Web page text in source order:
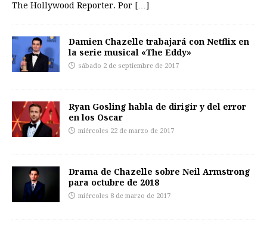
The Hollywood Reporter. Por […]
Damien Chazelle trabajará con Netflix en
la serie musical «The Eddy»
sábado 2 de septiembre de 2017
Ryan Gosling habla de dirigir y del error
en los Oscar
miércoles 22 de marzo de 2017
Drama de Chazelle sobre Neil Armstrong
para octubre de 2018
miércoles 8 de marzo de 2017